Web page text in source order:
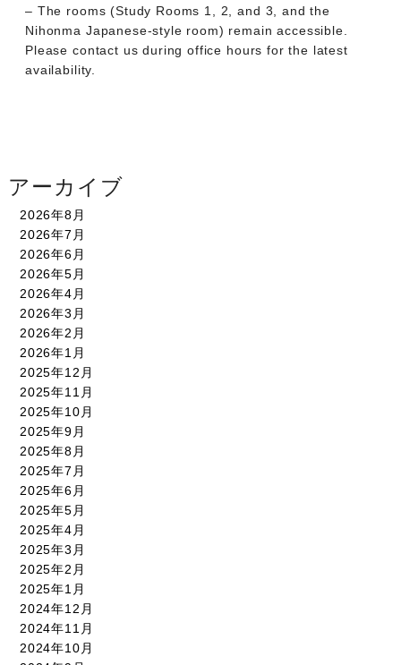
– The rooms (Study Rooms 1, 2, and 3, and the
Nihonma Japanese-style room) remain accessible.
Please contact us during office hours for the latest
availability.
アーカイブ
2026年8月
2026年7月
2026年6月
2026年5月
2026年4月
2026年3月
2026年2月
2026年1月
2025年12月
2025年11月
2025年10月
2025年9月
2025年8月
2025年7月
2025年6月
2025年5月
2025年4月
2025年3月
2025年2月
2025年1月
2024年12月
2024年11月
2024年10月